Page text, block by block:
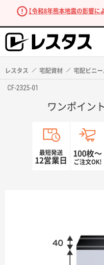
【令和8年熊本地震の影響に
レスタス 宅配資材 宅配ビニー
CF-2325-01
ワンポイン
最短発送
12営業日
100枚〜
ご注文OK!